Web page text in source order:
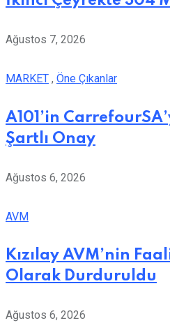
Ağustos 7, 2026
MARKET , Öne Çıkanlar
A101’in
Şartlı Onay
Ağustos 6, 2026
AVM
Kızılay AVM’nin
Olarak Durduruldu
Ağustos 6, 2026